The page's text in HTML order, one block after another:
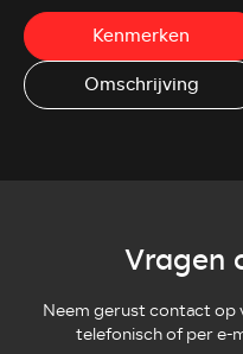
Kenmerken
Omschrijving
Vragen
Neem gerust contact op
telefonisch of per e-